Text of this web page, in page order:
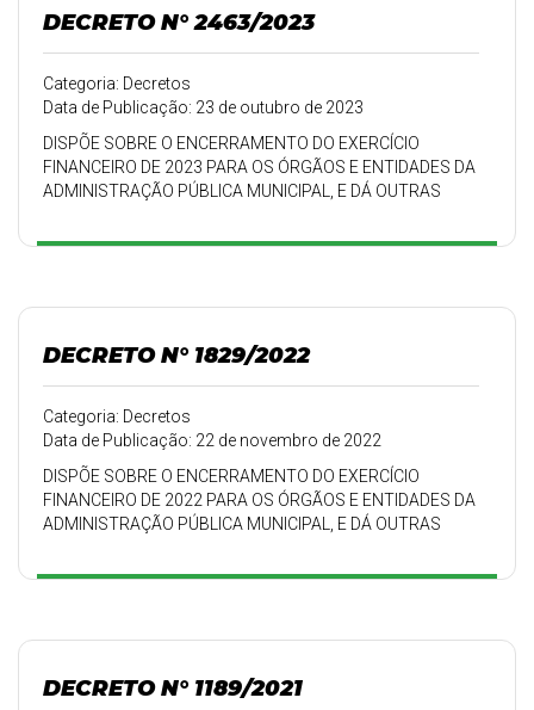
DECRETO N° 2463/2023
Categoria: Decretos
Data de Publicação: 23 de outubro de 2023
DISPÕE SOBRE O ENCERRAMENTO DO EXERCÍCIO
FINANCEIRO DE 2023 PARA OS ÓRGÃOS E ENTIDADES DA
ADMINISTRAÇÃO PÚBLICA MUNICIPAL, E DÁ OUTRAS
DECRETO N° 1829/2022
Categoria: Decretos
Data de Publicação: 22 de novembro de 2022
DISPÕE SOBRE O ENCERRAMENTO DO EXERCÍCIO
FINANCEIRO DE 2022 PARA OS ÓRGÃOS E ENTIDADES DA
ADMINISTRAÇÃO PÚBLICA MUNICIPAL, E DÁ OUTRAS
DECRETO N° 1189/2021